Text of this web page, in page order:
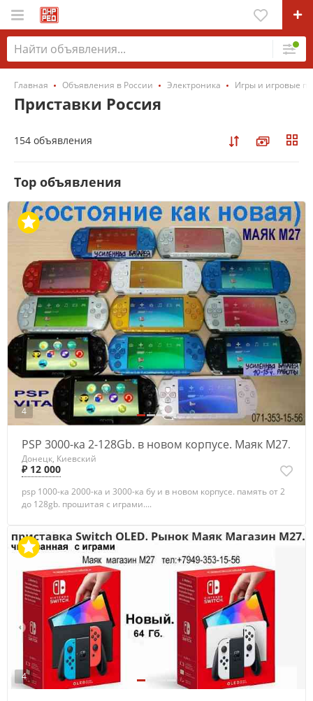
Главная Объявления в России Электроника Игры и игровые
Приставки Россия
154 объявления
Top объявления
4
PSP 3000-ка 2-128Gb. в новом корпусе. Маяк М27.
Донецк, Киевский
₽ 12 000
psp 1000-ка 2000-ка и 3000-ка бу и в новом корпусе. память от 2
до 128gb. прошитая с играми....
4